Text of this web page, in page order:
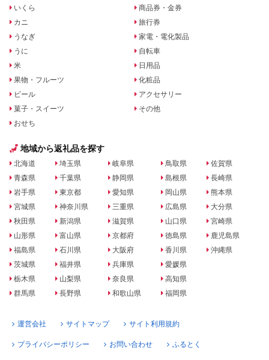
いくら
カニ
うなぎ
うに
米
果物・フルーツ
ビール
菓子・スイーツ
おせち
商品券・金券
旅行券
家電・電化製品
自転車
日用品
化粧品
アクセサリー
その他
地域から返礼品を探す
北海道
青森県
岩手県
宮城県
秋田県
山形県
福島県
茨城県
栃木県
群馬県
埼玉県
千葉県
東京都
神奈川県
新潟県
富山県
石川県
福井県
山梨県
長野県
岐阜県
静岡県
愛知県
三重県
滋賀県
京都府
大阪府
兵庫県
奈良県
和歌山県
鳥取県
島根県
岡山県
広島県
山口県
徳島県
香川県
愛媛県
高知県
福岡県
佐賀県
長崎県
熊本県
大分県
宮崎県
鹿児島県
沖縄県
運営会社 サイトマップ サイト利用規約
プライバシーポリシー お問い合わせ ふるとく